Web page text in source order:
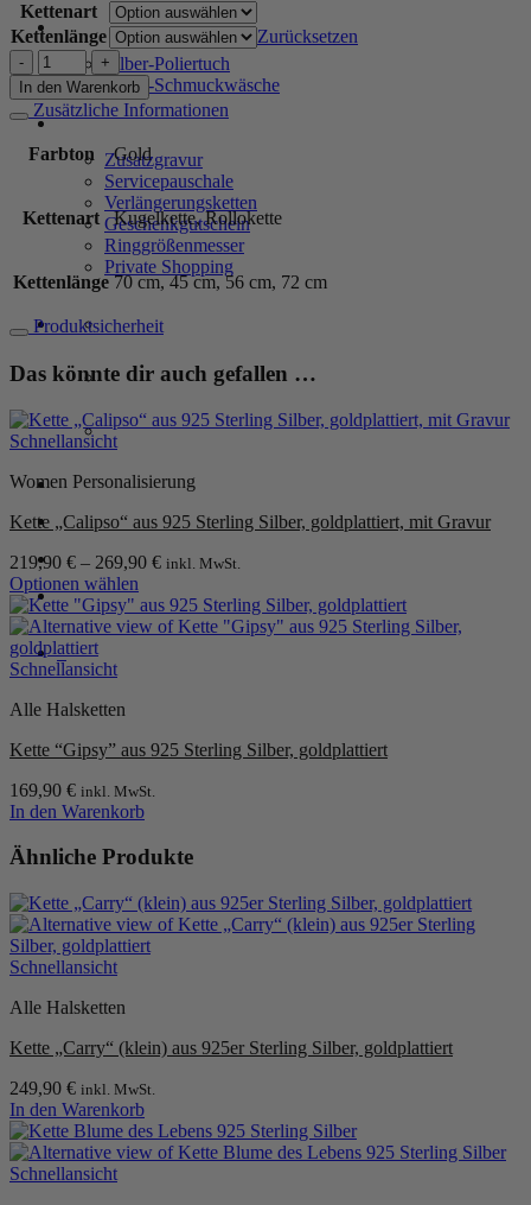
PRODUKTPFLEGE
Silber-Poliertuch
Silber-Schmuckwäsche
SERVICE
Zusatzgravur
Servicepauschale
Verlängerungsketten
Geschenkgutschein
Ringgrößenmesser
Private Shopping
Anmelden / Registrieren
Warenkorb /0,00 € 0
0
Kettenart
Kettenlänge
Zurücksetzen
Kette
"Jules"
aus
925
Sterling
Silber,
goldplattiert
Menge
In den Warenkorb
Zusätzliche Informationen
Farbton Gold
Kettenart Kugelkette, Rollokette
Kettenlänge 70 cm, 45 cm, 56 cm, 72 cm
Produktsicherheit
Das könnte dir auch gefallen …
Schnellansicht
Women Personalisierung
Kette „Calipso“ aus 925 Sterling Silber, goldplattiert, mit Gravur
219,90 € – 269,90 € inkl. MwSt.
Optionen wählen
Dieses
Produkt
weist
mehrere
auf.
Optionen
auf
der
gewählt
Schnellansicht
Alle Halsketten
Kette “Gipsy” aus 925 Sterling Silber, goldplattiert
169,90 € inkl. MwSt.
In den Warenkorb
Ähnliche Produkte
Schnellansicht
Alle Halsketten
Kette „Carry“ (klein) aus 925er Sterling Silber, goldplattiert
249,90 € inkl. MwSt.
In den Warenkorb
Schnellansicht